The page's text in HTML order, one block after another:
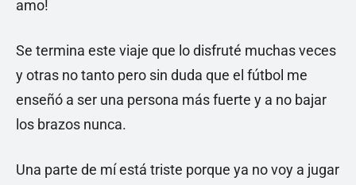
amo!
Se termina este viaje que lo disfruté muchas veces
y otras no tanto pero sin duda que el fútbol me
enseñó a ser una persona más fuerte y a no bajar
los brazos nunca.
Una parte de mí está triste porque ya no voy a jugar